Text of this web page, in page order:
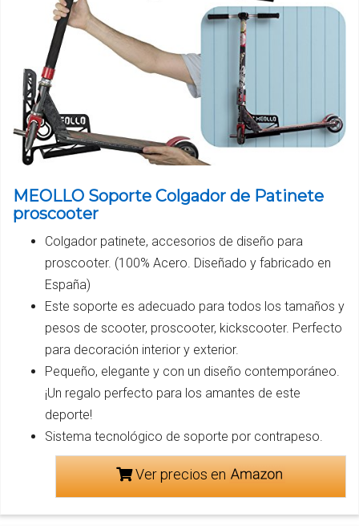
MEOLLO Soporte Colgador de Patinete
proscooter
Colgador patinete, accesorios de diseño para
proscooter. (100% Acero. Diseñado y fabricado en
España)
Este soporte es adecuado para todos los tamaños y
pesos de scooter, proscooter, kickscooter. Perfecto
para decoración interior y exterior.
Pequeño, elegante y con un diseño contemporáneo.
¡Un regalo perfecto para los amantes de este
deporte!
Sistema tecnológico de soporte por contrapeso.
Ver precios en